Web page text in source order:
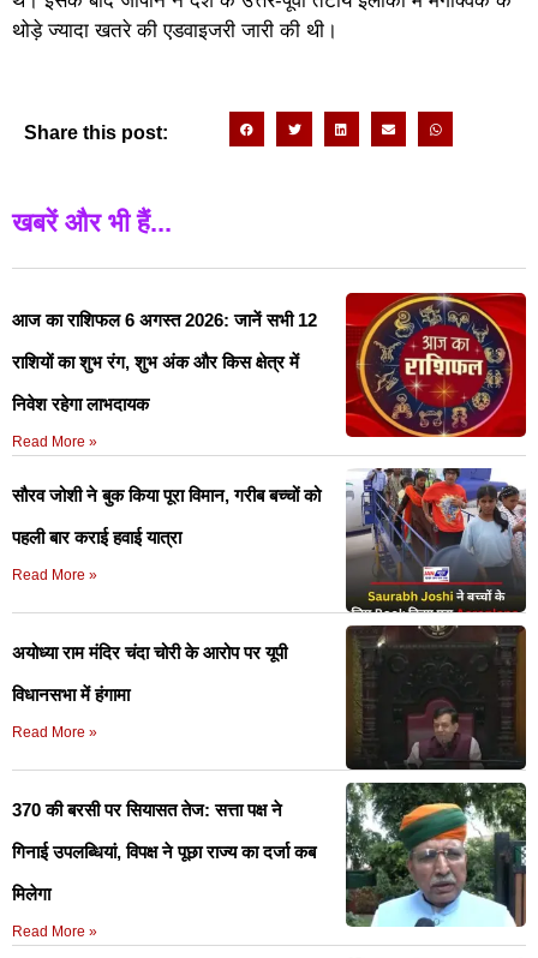
थोड़े ज्यादा खतरे की एडवाइजरी जारी की थी।
Share this post:
खबरें और भी हैं...
आज का राशिफल 6 अगस्त 2026: जानें सभी 12
राशियों का शुभ रंग, शुभ अंक और किस क्षेत्र में
निवेश रहेगा लाभदायक
Read More »
सौरव जोशी ने बुक किया पूरा विमान, गरीब बच्चों को
पहली बार कराई हवाई यात्रा
Read More »
अयोध्या राम मंदिर चंदा चोरी के आरोप पर यूपी
विधानसभा में हंगामा
Read More »
370 की बरसी पर सियासत तेज: सत्ता पक्ष ने
गिनाई उपलब्धियां, विपक्ष ने पूछा राज्य का दर्जा कब
मिलेगा
Read More »